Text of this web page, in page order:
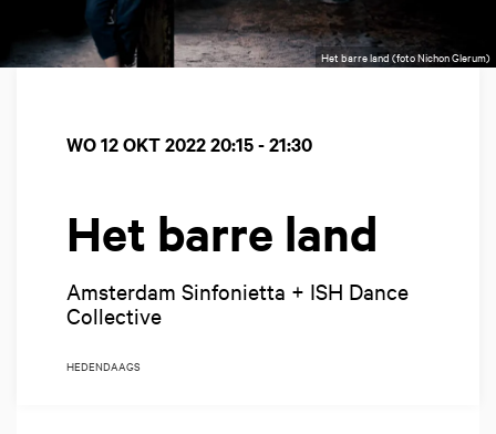
Het barre land (foto Nichon Glerum)
Het barre land
Amsterdam Sinfonietta + ISH Dance
Collective
WO 12 OKT 202220:15 - 21:30
HEDENDAAGS